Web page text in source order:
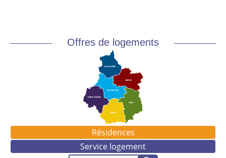
Offres de logements
Résidences
Service logement